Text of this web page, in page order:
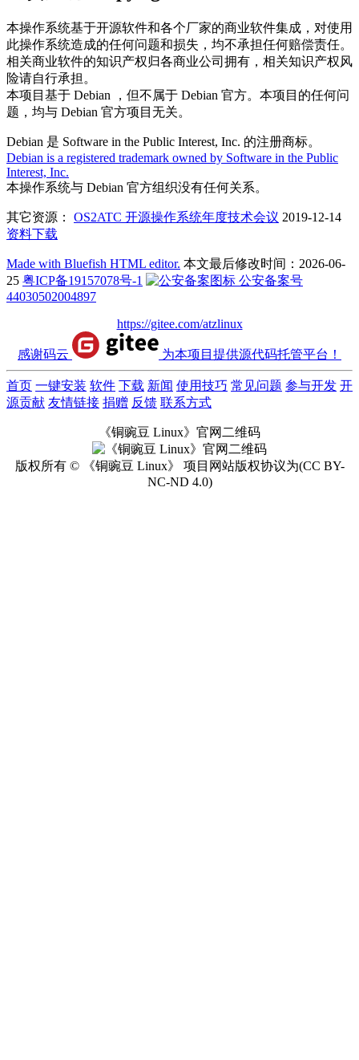
本操作系统基于开源软件和各个厂家的商业软件集成，对使用
此操作系统造成的任何问题和损失，均不承担任何赔偿责任。
相关商业软件的知识产权归各商业公司拥有，相关知识产权风
险请自行承担。
本项目基于 Debian ，但不属于 Debian 官方。本项目的任何问
题，均与 Debian 官方项目无关。
Debian 是 Software in the Public Interest, Inc. 的注册商标。
Debian is a registered trademark owned by Software in the Public
Interest, Inc.
本操作系统与 Debian 官方组织没有任何关系。
其它资源： OS2ATC 开源操作系统年度技术会议 2019-12-14
资料下载
Made with Bluefish HTML editor. 本文最后修改时间：2026-06-
25 粤ICP备19157078号-1
公安备案号
44030502004897
https://gitee.com/atzlinux
感谢码云 为本项目提供源代码托管平台！
首页 一键安装 软件 下载 新闻 使用技巧 常见问题 参与开发 开
源贡献 友情链接 捐赠 反馈 联系方式
《铜豌豆 Linux》官网二维码
版权所有 © 《铜豌豆 Linux》 项目网站版权协议为(CC BY-
NC-ND 4.0)